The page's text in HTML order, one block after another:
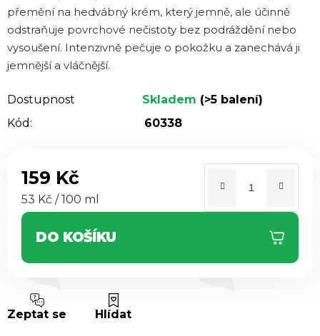
přemění na hedvábný krém, který jemně, ale účinně
odstraňuje povrchové nečistoty bez podráždění nebo
vysoušení. Intenzivně pečuje o pokožku a zanechává ji
jemnější a vláčnější.
Dostupnost Skladem (>5 balení)
Kód:
60338
159 Kč
Měrná cena:
53 Kč / 100 ml
DO KOŠÍKU
Zeptat se Hlídat